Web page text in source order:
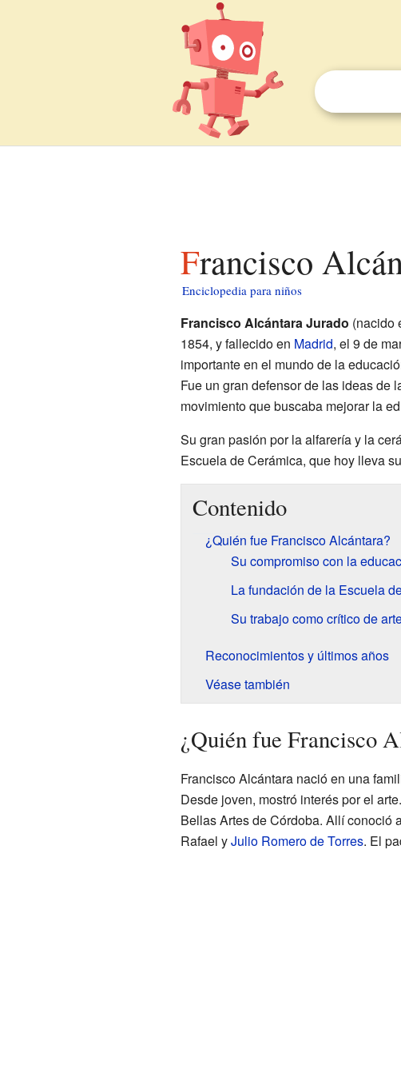
Francisco
Enciclopedia para niños
Francisco Alcántara Jurado (nacido
1854, y fallecido en Madrid, el 9 de
importante en el mundo de la
Fue un gran defensor de las ideas de
movimiento que buscaba mejorar la
Su gran pasión por la alfarería y la
Escuela de Cerámica, que hoy lleva
Contenido
¿Quién fue Francisco Alcántara?
Su compromiso con la
La fundación de la Escuela
Su trabajo como crítico de
Reconocimientos y últimos años
Véase también
¿Quién fue Francisco
Francisco Alcántara nació en una
Desde joven, mostró interés por el
Bellas Artes de Córdoba. Allí conoció
Rafael yJulio Romero de Torres. El